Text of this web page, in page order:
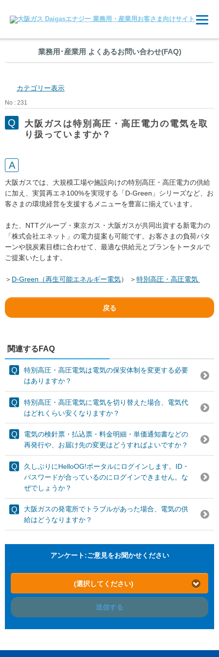
業務用 ･産業用 よくあるお問い合わせ(FAQ)
カテゴリー表示
No : 231
大阪ガスは特別高圧・高圧電力の電気を取
り扱っていますか？
大阪ガスでは、大規模工場や施設向けの特別高圧・高圧電力の供給
に加え、実質再エネ100%を実現する「D-Green」シリーズなど、お
客さまの環境経営を支援するメニューを豊富に揃えています。
また、NTTグループ・東京ガス・大阪ガスが共同出資する新電力の
「株式会社エネット」の電力提案も可能です。お客さまの負荷パタ
ーンや脱炭素目標に合わせて、最適な供給元とプランをトータルで
ご提案いたします。
＞ D-Green（再生可能エネルギー電気） ＞特別高圧・高圧電気
戻る
関連するFAQ
特別高圧・高圧電気は電気の保安体制を変更する必要
はありますか？
特別高圧・高圧電気に電気を切り替えた場合、電気代
はどれくらい安くなりますか？
電気の検針票・払込票・料金明細・単価通知書などの
再発行や、お届け先の変更はどうすればよいですか？
久しぶりにHelloOG!ポータルにログインします。ID・
パスワードが合っているのにログインできません。な
ぜでしょうか？
大阪ガスの発電所でトラブルがあった場合、電気の供
給はどうなりますか？
アンケート:ご意見をお聞かせください
(選択してください)
送信する